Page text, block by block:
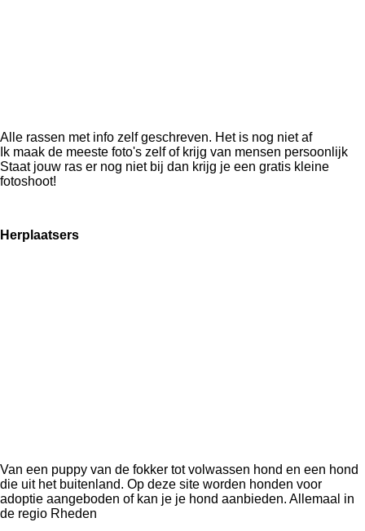
Alle rassen met info zelf geschreven. Het is nog niet af
Ik maak de meeste foto's zelf of krijg van mensen persoonlijk
Staat jouw ras er nog niet bij dan krijg je een gratis kleine
fotoshoot!
Herplaatsers
Van een puppy van de fokker tot volwassen hond en een hond
die uit het buitenland. Op deze site worden honden voor
adoptie aangeboden of kan je je hond aanbieden. Allemaal in
de regio Rheden